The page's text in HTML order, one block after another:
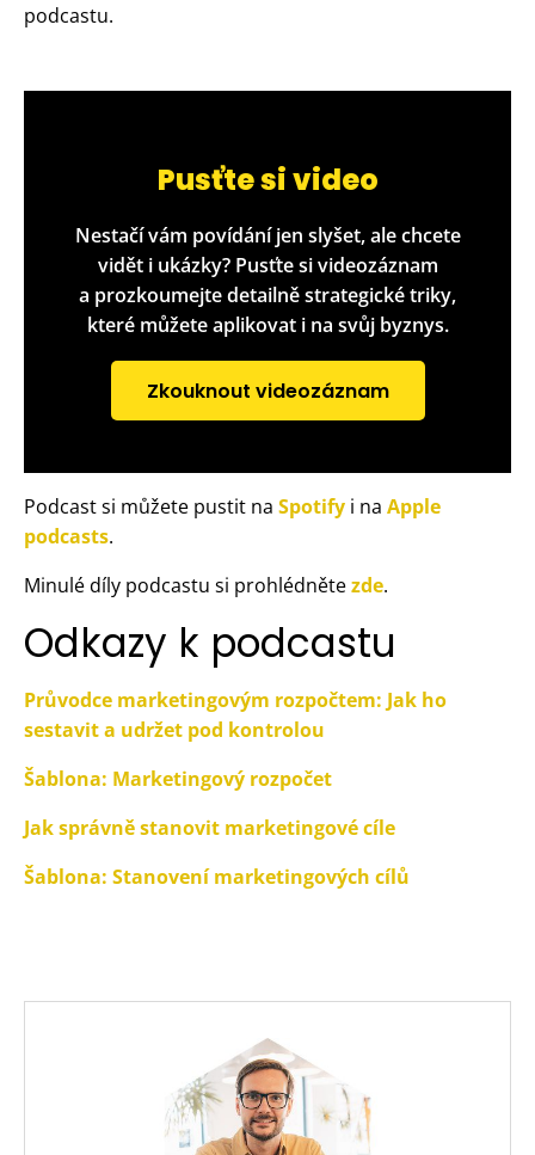
podcastu.
Pusťte si video
Nestačí vám povídání jen slyšet, ale chcete
vidět i ukázky? Pusťte si videozáznam
a prozkoumejte detailně strategické triky,
které můžete aplikovat i na svůj byznys.
Zkouknout videozáznam
Podcast si můžete pustit na Spotify i na Apple
podcasts.
Minulé díly podcastu si prohlédnětezde.
Odkazy k podcastu
Průvodce marketingovým rozpočtem: Jak ho
sestavit a udržet pod kontrolou
Šablona: Marketingový rozpočet
Jak správně stanovit marketingové cíle
Šablona: Stanovení marketingových cílů